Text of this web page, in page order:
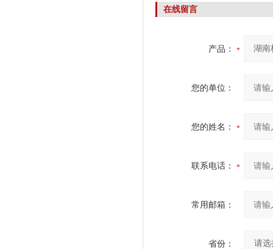
在线留言
产品：
您的单位：
您的姓名：
联系电话：
常用邮箱：
省份：